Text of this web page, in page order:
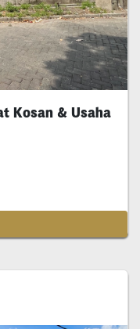
Kosan & Usaha